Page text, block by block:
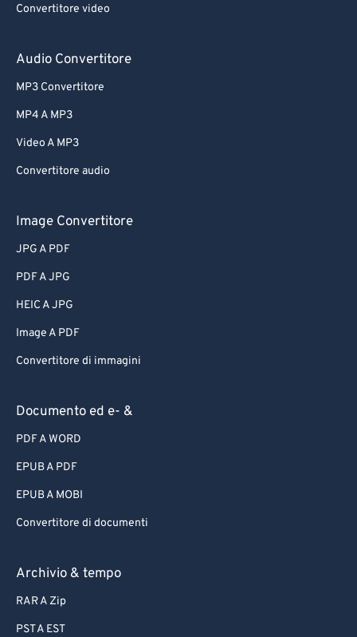
Convertitore video
Audio Convertitore
MP3 Convertitore
MP4 A MP3
Video A MP3
Convertitore audio
Image Convertitore
JPG A PDF
PDF A JPG
HEIC A JPG
Image A PDF
Convertitore di immagini
Documento ed e- &
PDF A WORD
EPUB A PDF
EPUB A MOBI
Convertitore di documenti
Archivio & tempo
RAR A Zip
PST A EST